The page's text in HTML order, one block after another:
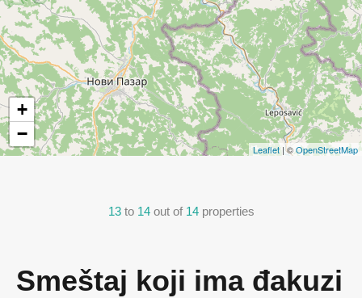
+
−
Leaflet | ©OpenStreetMap
13 to 14 out of 14 properties
Smeštaj koji ima đakuzi